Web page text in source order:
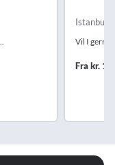
Istanbul
Vil I gerne
Fra kr.